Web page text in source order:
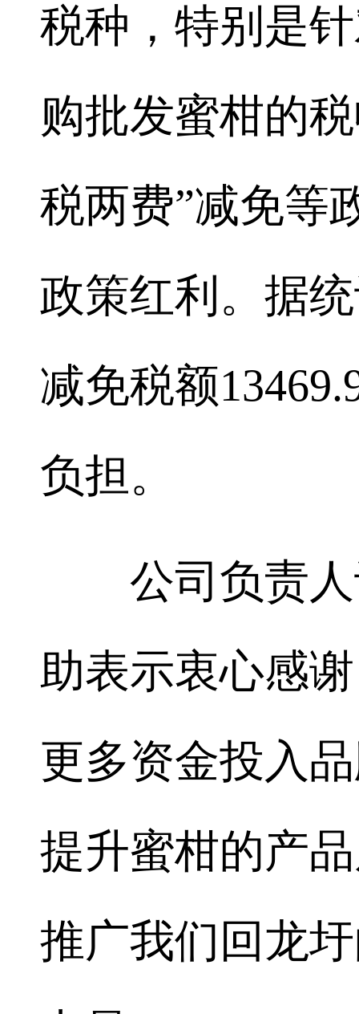
税种，特别是
购批发蜜柑的
税两费”减免等
政策红利。据
减免税额
负担。
公司负责人
助表示衷心感
更多资金投入
提升蜜柑的产
推广我们回龙